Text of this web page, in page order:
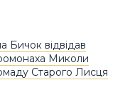
Бичок відвідав
Миколи
Старого Лисця